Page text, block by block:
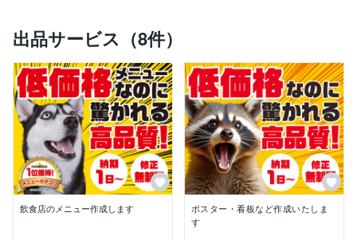
料金は
データ修正2000円〜
名刺4000円〜
ロゴ8000円〜
バナー4000円〜
飲食店メニュー11000円〜
チラシ13000円〜
看板、ポスター15000円〜
パンフレット22000円〜
となっております。
出品サービス（8件）
飲食店のメニュー作成します
ポスター・看板など作成いたしま
す